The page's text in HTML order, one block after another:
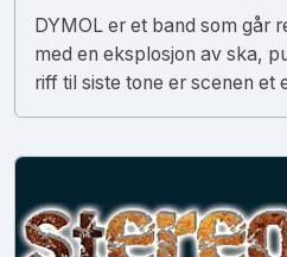
DYMOL er et band som går
med en eksplosjon av ska,
riff til siste tone er scenen et